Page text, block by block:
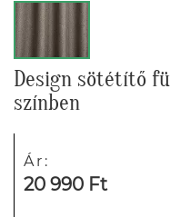
Design sötétítő
színben
Ár:
20 990 Ft